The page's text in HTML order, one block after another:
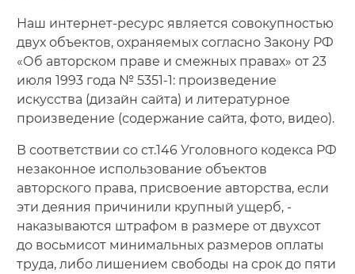
Наш интернет-ресурс является совокупностью
двух объектов, охраняемых согласно Закону РФ
«Об авторском праве и смежных правах» от 23
июля 1993 года № 5351-1: произведение
искусства (дизайн сайта) и литературное
произведение (содержание сайта, фото, видео).
В соответствии со ст.146 Уголовного кодекса РФ
незаконное использование объектов
авторского права, присвоение авторства, если
эти деяния причинили крупный ущерб, -
наказываются штрафом в размере от двухсот
до восьмисот минимальных размеров оплаты
труда, либо лишением свободы на срок до пяти